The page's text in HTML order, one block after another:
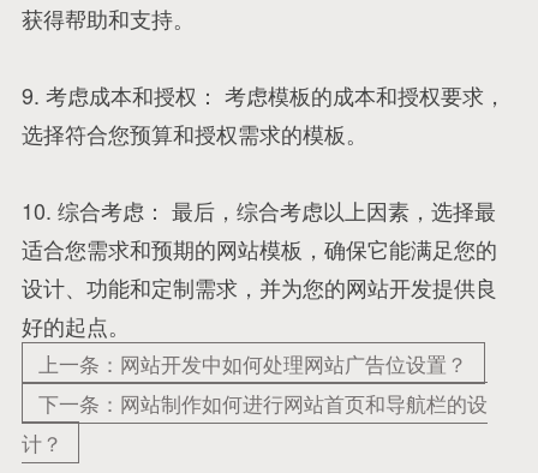
获得帮助和支持。
9. 考虑成本和授权： 考虑模板的成本和授权要求，
选择符合您预算和授权需求的模板。
10. 综合考虑： 最后，综合考虑以上因素，选择最
适合您需求和预期的网站模板，确保它能满足您的
设计、功能和定制需求，并为您的网站开发提供良
好的起点。
上一条：网站开发中如何处理网站广告位设置？
下一条：网站制作如何进行网站首页和导航栏的设
计？